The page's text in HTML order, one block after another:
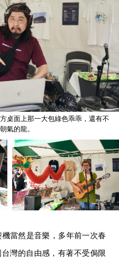
桌面上那一大包綠色乖乖，還有不
氣的龍。
機當然是音樂，多年前一次春
灣的自由感，有著不受侷限